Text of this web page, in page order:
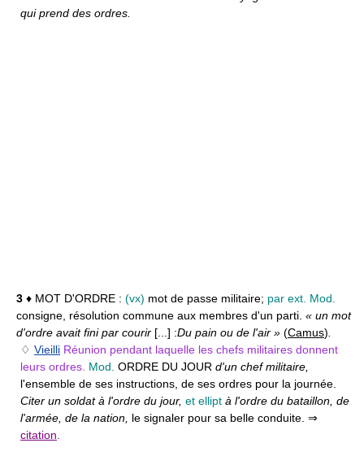
qui prend des ordres.
3 ♦ MOT D'ORDRE : (vx) mot de passe militaire; par ext. Mod.
consigne, résolution commune aux membres d'un parti. « un mot
d'ordre avait fini par courir [...] :Du pain ou de l'air » (Camus).
♢ Vieilli Réunion pendant laquelle les chefs militaires donnent
leurs ordres. Mod. ORDRE DU JOUR d'un chef militaire,
l'ensemble de ses instructions, de ses ordres pour la journée.
Citer un soldat à l'ordre du jour, et ellipt à l'ordre du bataillon, de
l'armée, de la nation, le signaler pour sa belle conduite. ⇒
citation.